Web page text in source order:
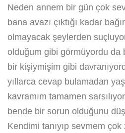
Neden annem bir gün çok
bana avazı çıktığı kadar
olmayacak şeylerden
olduğum gibi görmüyordu da
bir kişiymişim gibi
yıllarca cevap bulamadan
kavramım tamamen
bende bir sorun olduğunu
Kendimi tanıyıp sevmem çok